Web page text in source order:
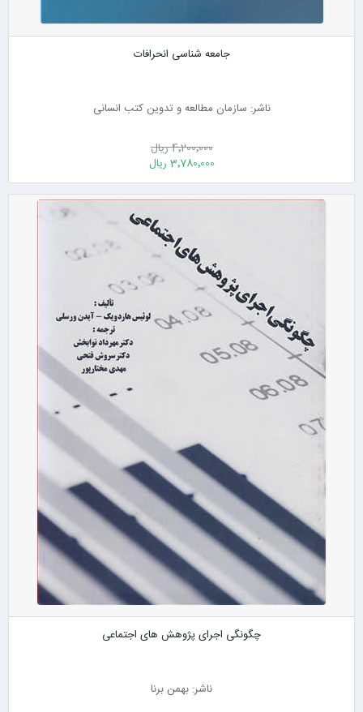
جامعه شناسی انحرافات
ناشر: سازمان مطالعه و تدوین کتب انسانی
4٬200٬000 ریال
3٬780٬000 ریال
چگونگی اجرای پژوهش های اجتماعی
ناشر: بهمن برنا